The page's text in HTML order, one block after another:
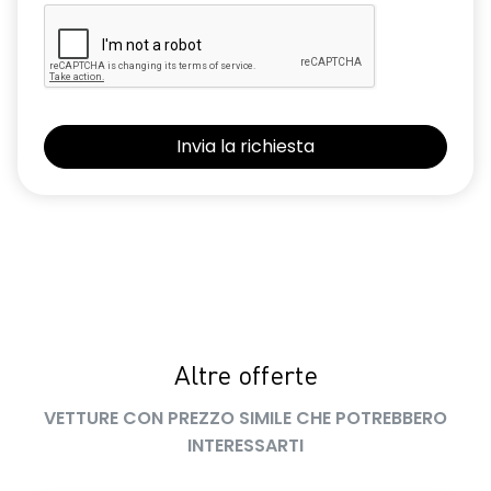
Keyless entry
Kit di gonfiaggio
tempo reale + 3D Arkamys®
Riconoscimento dei segnali stradali con avviso del
superamento del limite di velocità ISA
Sedile conducente con regolazione lombare e in altezza
Altre offerte
VETTURE CON PREZZO SIMILE CHE POTREBBERO
INTERESSARTI